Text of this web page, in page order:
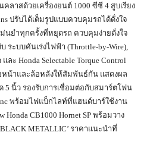
ลาสด้วยเครื่องยนต์ 1000 ซีซี 4 สูบเรียง
ปรับได้เต็มรูปแบบควบคุมรถได้ดั่งใจ
นยำทุกครั้งที่หยุดรถ ควบคุมง่ายดั่งใจ
ระบบคันเร่งไฟฟ้า (Throttle-by-Wire),
ะ Honda Selectable Torque Control
น้าและล้อหลังให้สัมพันธ์กัน แสดงผล
5 นิ้ว รองรับการเชื่อมต่อกับสมาร์ตโฟน
พร้อมไฟแบ็กไลท์ที่แฮนด์บาร์ใช้งาน
CB1000 Hornet SP พร้อมวาง
METALLIC’ ราคาแนะนำที่